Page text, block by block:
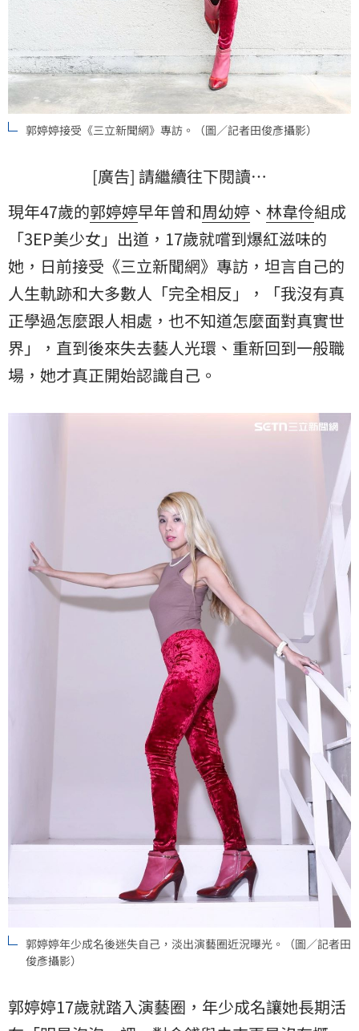
郭婷婷接受《三立新聞網》專訪。（圖／記者田俊彥攝影）
[廣告] 請繼續往下閱讀…
現年47歲的郭婷婷早年曾和周幼婷 、 林韋伶組成
「3EP美少女」出道，17歲就嚐到爆紅滋味的
她，日前接受《三立新聞網》專訪，坦言自己的
人生軌跡和大多數人「完全相反」，「我沒有真
正學過怎麼跟人相處，也不知道怎麼面對真實世
界」，直到後來失去藝人光環、重新回到一般職
場，她才真正開始認識自己。
郭婷婷年少成名後迷失自己，淡出演藝圈近況曝光。（圖／記者田
俊彥攝影）
郭婷婷17歲就踏入演藝圈，年少成名讓她長期活